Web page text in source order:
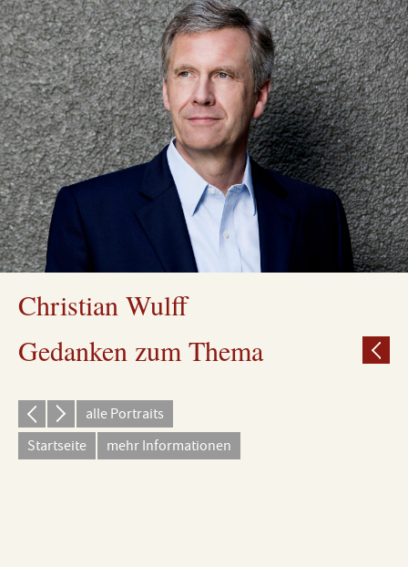
Christian Wulff
Gedanken zum Thema
alle Portraits
Startseite
mehr Informationen